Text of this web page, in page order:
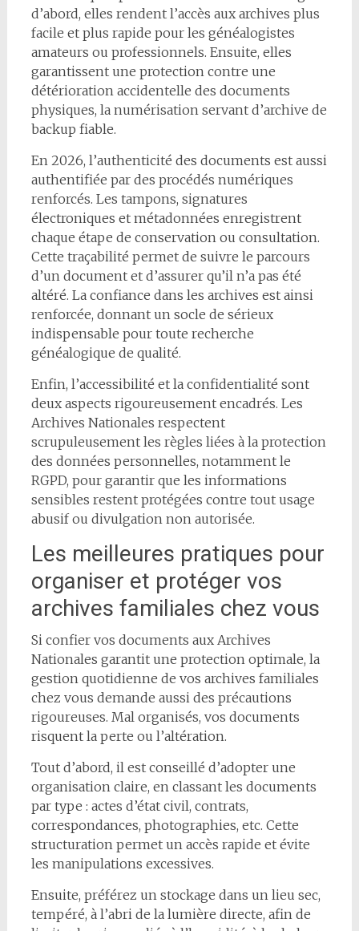
d’abord, elles rendent l’accès aux archives plus
facile et plus rapide pour les généalogistes
amateurs ou professionnels. Ensuite, elles
garantissent une protection contre une
détérioration accidentelle des documents
physiques, la numérisation servant d’archive de
backup fiable.
En 2026, l’authenticité des documents est aussi
authentifiée par des procédés numériques
renforcés. Les tampons, signatures
électroniques et métadonnées enregistrent
chaque étape de conservation ou consultation.
Cette traçabilité permet de suivre le parcours
d’un document et d’assurer qu’il n’a pas été
altéré. La confiance dans les archives est ainsi
renforcée, donnant un socle de sérieux
indispensable pour toute recherche
généalogique de qualité.
Enfin, l’accessibilité et la confidentialité sont
deux aspects rigoureusement encadrés. Les
Archives Nationales respectent
scrupuleusement les règles liées à la protection
des données personnelles, notamment le
RGPD, pour garantir que les informations
sensibles restent protégées contre tout usage
abusif ou divulgation non autorisée.
Les meilleures pratiques pour
organiser et protéger vos
archives familiales chez vous
Si confier vos documents aux Archives
Nationales garantit une protection optimale, la
gestion quotidienne de vos archives familiales
chez vous demande aussi des précautions
rigoureuses. Mal organisés, vos documents
risquent la perte ou l’altération.
Tout d’abord, il est conseillé d’adopter une
organisation claire, en classant les documents
par type : actes d’état civil, contrats,
correspondances, photographies, etc. Cette
structuration permet un accès rapide et évite
les manipulations excessives.
Ensuite, préférez un stockage dans un lieu sec,
tempéré, à l’abri de la lumière directe, afin de